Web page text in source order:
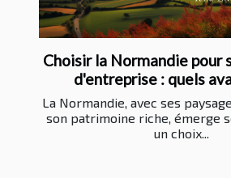
Choisir la Normandie pour
d'entreprise : quels
La Normandie, avec ses
son patrimoine riche, émerge
un choix...